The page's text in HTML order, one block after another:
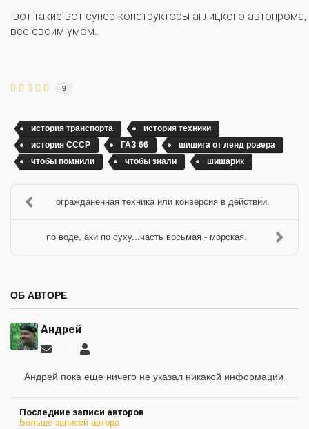
вот такие вот супер конструкторы аглицкого
все своим умом..
9
история транспорта
история техники
история СССР
ГАЗ 66
шишига от ленд ровера
чтобы помнили
чтобы знали шишарик
огражданенная техника или конверсия в действии.
по воде, аки по суху...часть восьмая - морская.
ОБ АВТОРЕ
Андрей
Подписаться
обновление
Андрей
Андрей пока еще ничего не указал никакой информации
Последние записи авторов
Больше записей автора